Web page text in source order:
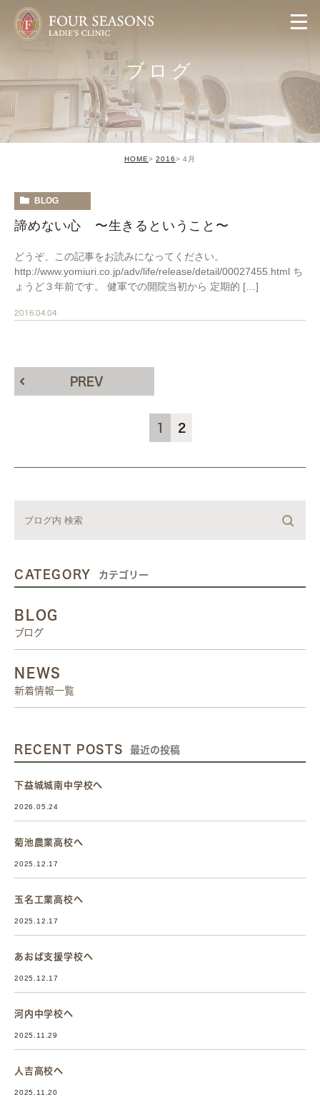
ブログ
HOME 2016 4月
BLOG
諦めない心 〜生きるということ〜
どうぞ、この記事をお読みになってください。
http://www.yomiuri.co.jp/adv/life/release/detail/00027455.html ち
ょうど３年前です。 健軍での開院当初から 定期的 […]
2016.04.04
PREV
1 2
CATEGORY カテゴリー
BLOG
ブログ
NEWS
新着情報一覧
RECENT POSTS 最近の投稿
下益城城南中学校へ
2026.05.24
菊池農業高校へ
2025.12.17
玉名工業高校へ
2025.12.17
あおば支援学校へ
2025.12.17
河内中学校へ
2025.11.29
人吉高校へ
2025.11.20